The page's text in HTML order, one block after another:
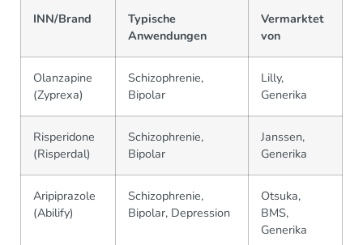
INN/Brand
Typische
Anwendungen
Vermarktet
von
Olanzapine
(Zyprexa)
Schizophrenie,
Bipolar
Lilly,
Generika
Risperidone
(Risperdal)
Schizophrenie,
Bipolar
Janssen,
Generika
Aripiprazole
(Abilify)
Schizophrenie,
Bipolar, Depression
Otsuka,
BMS,
Generika